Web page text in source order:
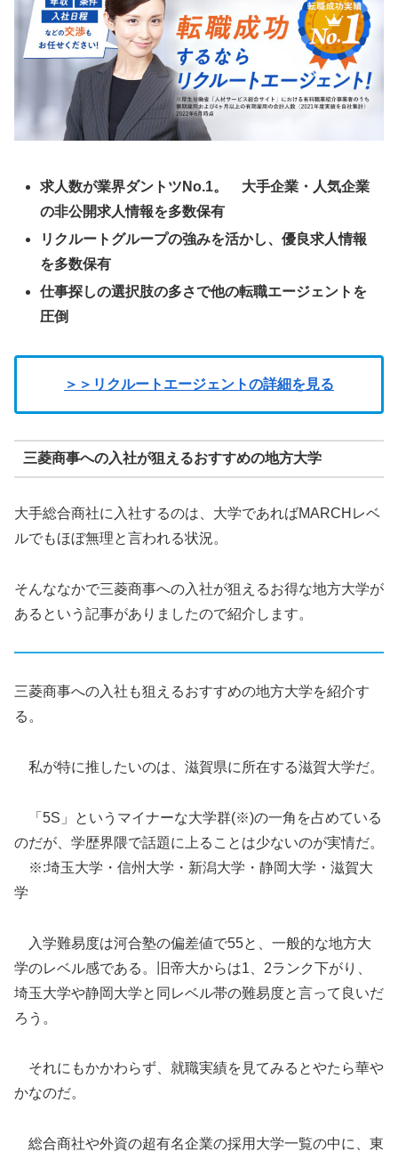
求人数が業界ダントツNo.1。 大手企業・人気企業
の非公開求人情報を多数保有
リクルートグループの強みを活かし、優良求人情報
を多数保有
仕事探しの選択肢の多さで他の転職エージェントを
圧倒
＞＞リクルートエージェントの詳細を見る
三菱商事への入社が狙えるおすすめの地方大学
大手総合商社に入社するのは、大学であればMARCHレベ
ルでもほぼ無理と言われる状況。
そんななかで三菱商事への入社が狙えるお得な地方大学が
あるという記事がありましたので紹介します。
三菱商事への入社も狙えるおすすめの地方大学を紹介す
る。
私が特に推したいのは、滋賀県に所在する滋賀大学だ。
「5S」というマイナーな大学群(※)の一角を占めている
のだが、学歴界隈で話題に上ることは少ないのが実情だ。
※:埼玉大学・信州大学・新潟大学・静岡大学・滋賀大
学
入学難易度は河合塾の偏差値で55と、一般的な地方大
学のレベル感である。旧帝大からは1、2ランク下がり、
埼玉大学や静岡大学と同レベル帯の難易度と言って良いだ
ろう。
それにもかかわらず、就職実績を見てみるとやたら華や
かなのだ。
総合商社や外資の超有名企業の採用大学一覧の中に、東